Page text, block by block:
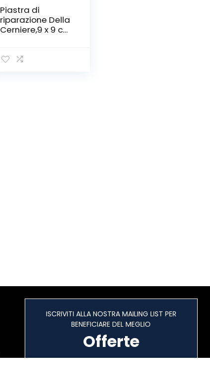
Piastra di
riparazione Della
Cerniere,9 x 9 cm
Montaggio della
ISCRIVITI ALLA NOSTRA MAILING LIST PER
BENEFICIARE DEL MEGLIO
Offerte